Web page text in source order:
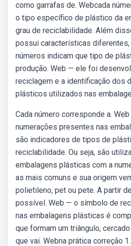
como garrafas de. Webcada
o tipo específico de plástico da
grau de reciclabilidade. Além
possui características diferentes,
números indicam que tipo de
produção. Web — ele foi
reciclagem e a identificação dos
plásticos utilizados nas
Cada número corresponde a.
numerações presentes nas
são indicadores de tipos de
reciclabilidade. Ou seja, são
embalagens plásticas com a
as mais comuns e sua origem
polietileno, pet ou pete. A partir
possível. Web — o símbolo de
nas embalagens plásticas é
que formam um triângulo,
que vai. Webna prática correção